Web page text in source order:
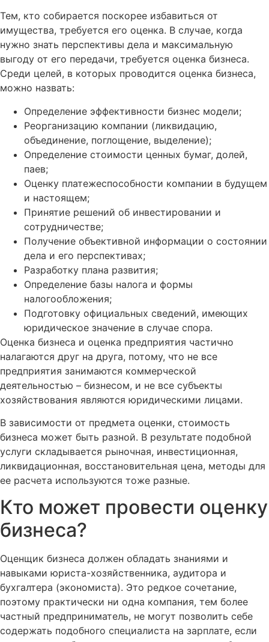
Тем, кто собирается поскорее избавиться от
имущества, требуется его оценка. В случае, когда
нужно знать перспективы дела и максимальную
выгоду от его передачи, требуется оценка бизнеса.
Среди целей, в которых проводится оценка бизнеса,
можно назвать:
Определение эффективности бизнес модели;
Реорганизацию компании (ликвидацию,
объединение, поглощение, выделение);
Определение стоимости ценных бумаг, долей,
паев;
Оценку платежеспособности компании в будущем
и настоящем;
Принятие решений об инвестировании и
сотрудничестве;
Получение объективной информации о состоянии
дела и его перспективах;
Разработку плана развития;
Определение базы налога и формы
налогообложения;
Подготовку официальных сведений, имеющих
юридическое значение в случае спора.
Оценка бизнеса и оценка предприятия частично
налагаются друг на друга, потому, что не все
предприятия занимаются коммерческой
деятельностью – бизнесом, и не все субъекты
хозяйствования являются юридическими лицами.
В зависимости от предмета оценки, стоимость
бизнеса может быть разной. В результате подобной
услуги складывается рыночная, инвестиционная,
ликвидационная, восстановительная цена, методы для
ее расчета используются тоже разные.
Кто может провести оценку
бизнеса?
Оценщик бизнеса должен обладать знаниями и
навыками юриста-хозяйственника, аудитора и
бухгалтера (экономиста). Это редкое сочетание,
поэтому практически ни одна компания, тем более
частный предприниматель, не могут позволить себе
содержать подобного специалиста на зарплате, если